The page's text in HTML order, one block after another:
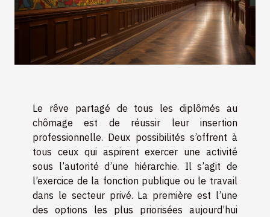
Le rêve partagé de tous les diplômés au
chômage est de réussir leur insertion
professionnelle. Deux possibilités s’offrent à
tous ceux qui aspirent exercer une activité
sous l’autorité d’une hiérarchie. Il s’agit de
l’exercice de la fonction publique ou le travail
dans le secteur privé. La première est l’une
des options les plus priorisées aujourd’hui